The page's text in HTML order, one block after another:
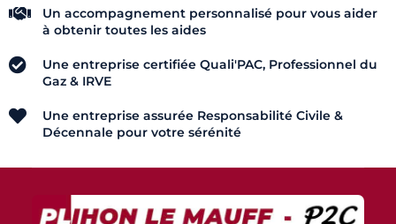
Un accompagnement personnalisé pour vous aider
à obtenir toutes les aides
Une entreprise certifiée Quali'PAC, Professionnel du
Gaz & IRVE
Une entreprise assurée Responsabilité Civile &
Décennale pour votre sérénité